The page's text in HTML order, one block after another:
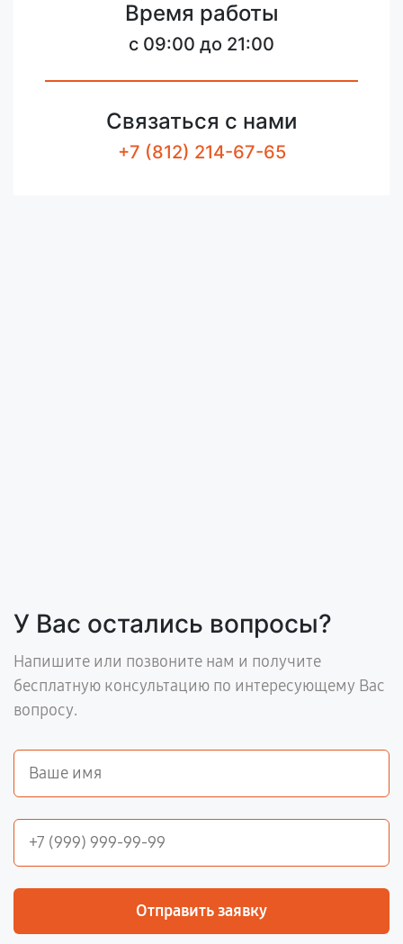
Время работы
c 09:00 до 21:00
Связаться с нами
+7 (812) 214-67-65
У Вас остались вопросы?
Напишите или позвоните нам и получите
бесплатную консультацию по интересующему Вас
вопросу.
Отправить заявку